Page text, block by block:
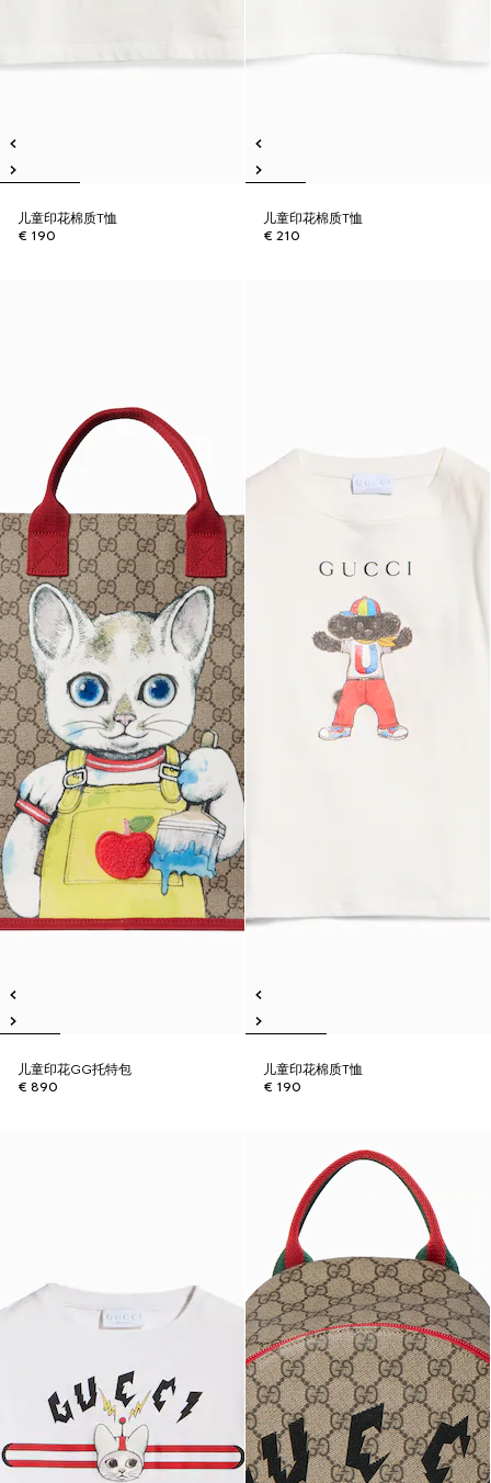
儿童印花棉质T恤
€ 190
儿童印花棉质T恤
€ 210
儿童印花GG托特包
€ 890
儿童印花棉质T恤
€ 190